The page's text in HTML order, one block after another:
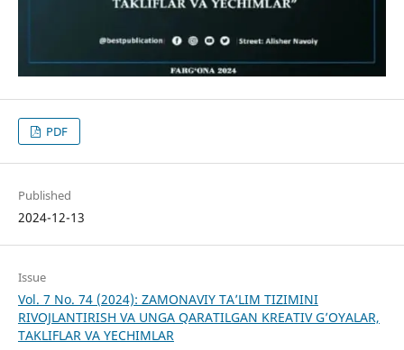
PDF
Published
2024-12-13
Issue
Vol. 7 No. 74 (2024): ZAMONAVIY TA’LIM TIZIMINI
RIVOJLANTIRISH VA UNGA QARATILGAN KREATIV G’OYALAR,
TAKLIFLAR VA YECHIMLAR